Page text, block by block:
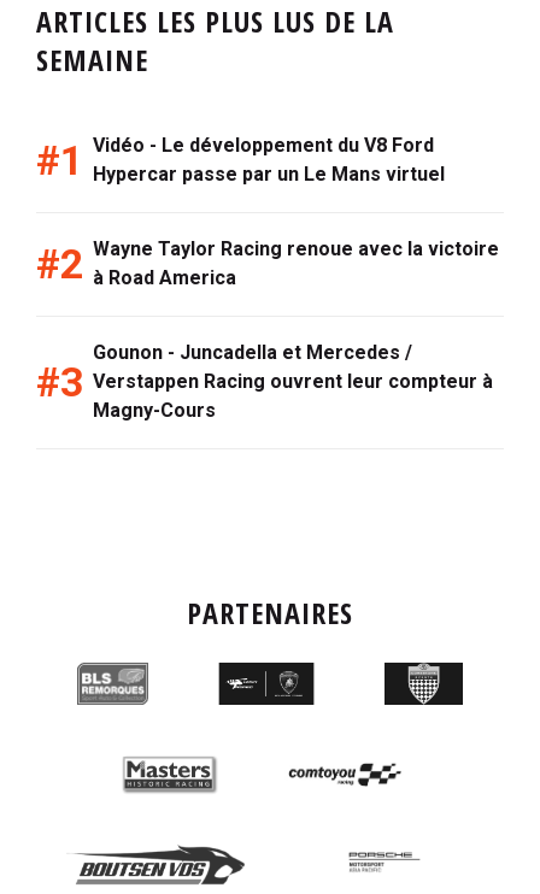
ARTICLES LES PLUS LUS DE LA
SEMAINE
Vidéo - Le développement du V8 Ford
Hypercar passe par un Le Mans virtuel
Wayne Taylor Racing renoue avec la victoire
à Road America
Gounon - Juncadella et Mercedes /
Verstappen Racing ouvrent leur compteur à
Magny-Cours
PARTENAIRES